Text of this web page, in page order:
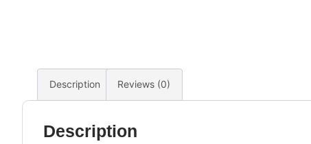
Description Reviews (0)
Description